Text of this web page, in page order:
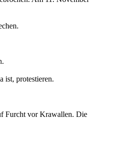
ist, protestieren.
Furcht vor Krawallen. Die